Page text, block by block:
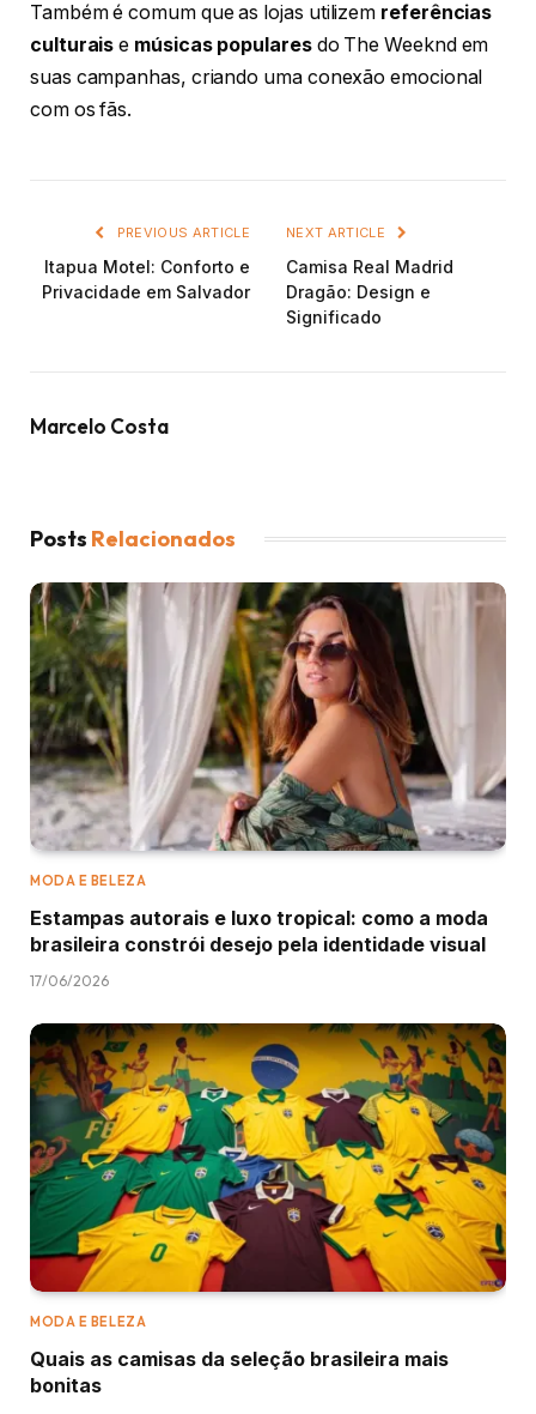
Também é comum que as lojas utilizem referências
culturais e músicas popularesdo The Weeknd em
suas campanhas, criando uma conexão emocional
com os fãs.
PREVIOUS ARTICLE
Itapua Motel: Conforto e
Privacidade em Salvador
NEXT ARTICLE
Camisa Real Madrid
Dragão: Design e
Significado
Marcelo Costa
Posts Relacionados
MODA E BELEZA
Estampas autorais e luxo tropical: como a moda
brasileira constrói desejo pela identidade visual
17/06/2026
MODA E BELEZA
Quais as camisas da seleção brasileira mais
bonitas